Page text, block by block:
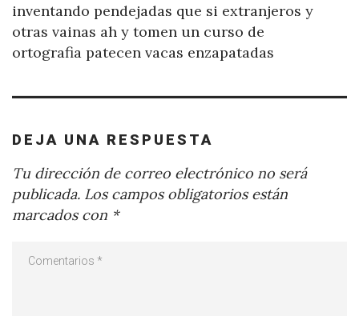
inventando pendejadas que si extranjeros y
otras vainas ah y tomen un curso de
ortografia patecen vacas enzapatadas
DEJA UNA RESPUESTA
Tu dirección de correo electrónico no será
publicada. Los campos obligatorios están
marcados con *